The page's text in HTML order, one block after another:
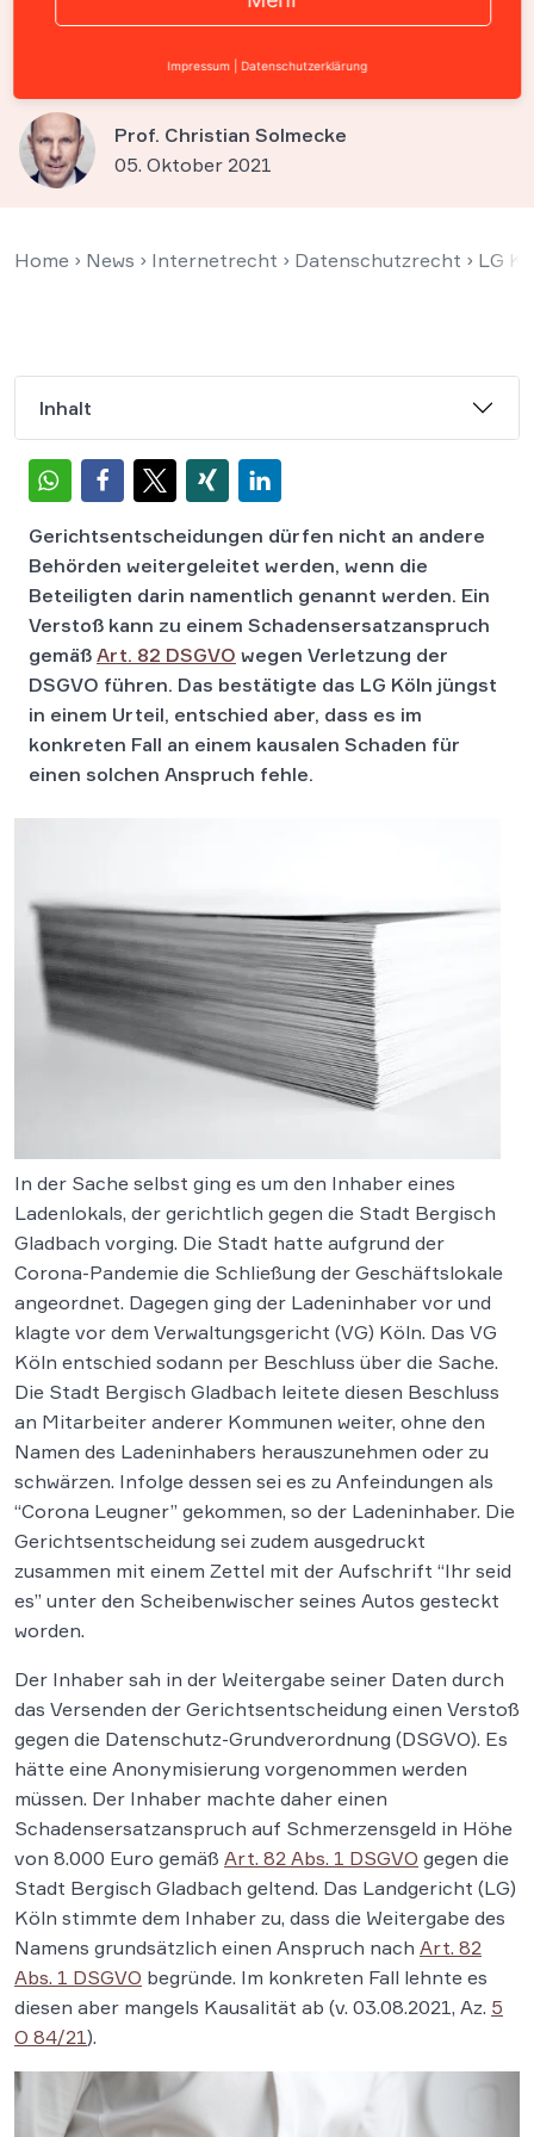
Gerichtsentscheidungen
verletzt Datenschutz
Prof. Christian Solmecke
05. Oktober 2021
Home › News › Internetrecht › Datenschutzrecht › LG
Inhalt
Gerichtsentscheidungen dürfen nicht an andere
Behörden weitergeleitet werden, wenn die
Beteiligten darin namentlich genannt werden. Ein
Verstoß kann zu einem Schadensersatzanspruch
gemäß Art. 82 DSGVO wegen Verletzung der
DSGVO führen. Das bestätigte das LG Köln jüngst
in einem Urteil, entschied aber, dass es im
konkreten Fall an einem kausalen Schaden für
einen solchen Anspruch fehle.
In der Sache selbst ging es um den Inhaber eines
Ladenlokals, der gerichtlich gegen die Stadt Bergisch
Gladbach vorging. Die Stadt hatte aufgrund der
Corona-Pandemie die Schließung der Geschäftslokale
angeordnet. Dagegen ging der Ladeninhaber vor und
klagte vor dem Verwaltungsgericht (VG) Köln. Das VG
Köln entschied sodann per Beschluss über die Sache.
Die Stadt Bergisch Gladbach leitete diesen Beschluss
an Mitarbeiter anderer Kommunen weiter, ohne den
Namen des Ladeninhabers herauszunehmen oder zu
schwärzen. Infolge dessen sei es zu Anfeindungen als
“Corona Leugner” gekommen, so der Ladeninhaber. Die
Gerichtsentscheidung sei zudem ausgedruckt
zusammen mit einem Zettel mit der Aufschrift “Ihr seid
es” unter den Scheibenwischer seines Autos gesteckt
worden.
Der Inhaber sah in der Weitergabe seiner Daten durch
das Versenden der Gerichtsentscheidung einen Verstoß
gegen die Datenschutz-Grundverordnung (DSGVO). Es
hätte eine Anonymisierung vorgenommen werden
müssen. Der Inhaber machte daher einen
Schadensersatzanspruch auf Schmerzensgeld in Höhe
von 8.000 Euro gemäß Art. 82 Abs. 1 DSGVO gegen die
Stadt Bergisch Gladbach geltend. Das Landgericht (LG)
Köln stimmte dem Inhaber zu, dass die Weitergabe des
Namens grundsätzlich einen Anspruch nach Art. 82
Abs. 1 DSGVO begründe. Im konkreten Fall lehnte es
diesen aber mangels Kausalität ab (v. 03.08.2021, Az. 5
O 84/21).
Impressum Datenschutzerklärung